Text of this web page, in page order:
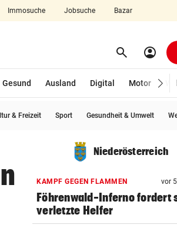
Immosuche Jobsuche Bazar
search Suchen
account_circle
Gesund Ausland Digital Motor
& Freizeit Sport Gesundheit & Umwelt
Niederösterreich
KAMPF GEGEN FLAMMEN vor
Föhrenwald-Inferno fordert
verletzte Helfer